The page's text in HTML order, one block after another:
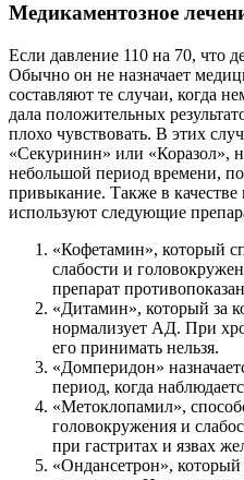
Медикаментозное
Если давление 110 на 70, что
Обычно он не назначает
составляют те случаи, когда
дала положительных
плохо чувствовать. В этих
«Секуринин» или «Коразол»,
небольшой период времени,
привыкание. Также в
используют следующие
«Кофетамин», который
слабости и
препарат
«Дитамин», который за
нормализует АД. При
его принимать нельзя.
«Домперидон»
период, когда
«Метоклопамил»,
головокружения и
при гастритах и язвах
«Ондансетрон»,